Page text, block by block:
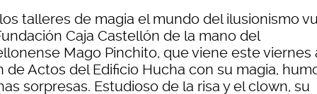
talleres de magia el mundo del ilusionismo
Caja Castellón de la mano del
Mago Pinchito, que viene este viernes
de Actos del Edificio Hucha con su magia,
sorpresas. Estudioso de la risa y el clown, su